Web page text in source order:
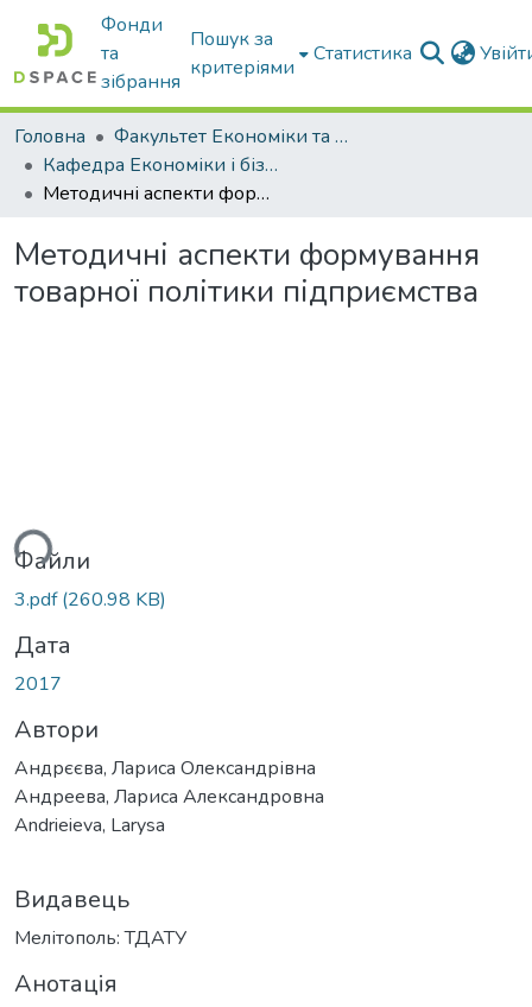
Фонди
та
зібрання
Пошук за
критеріями
Статистика
Головна
Факультет Економіки та бізнесу
Кафедра Економіки і бізнесу
Методичні аспекти формування товарної політики підприємства
Методичні аспекти формування
товарної політики підприємства
Файли
3.pdf(260.98 KB)
Дата
2017
Автори
Андрєєва, Лариса Олександрівна
Андреева, Лариса Александровна
Andrieieva, Larysa
Видавець
Мелітополь: ТДАТУ
Анотація